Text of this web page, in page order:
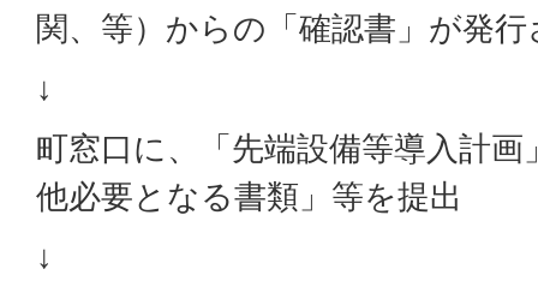
関、等）からの「確認書」が発
↓
町窓口に、「先端設備等導入計
他必要となる書類」等を提出
↓